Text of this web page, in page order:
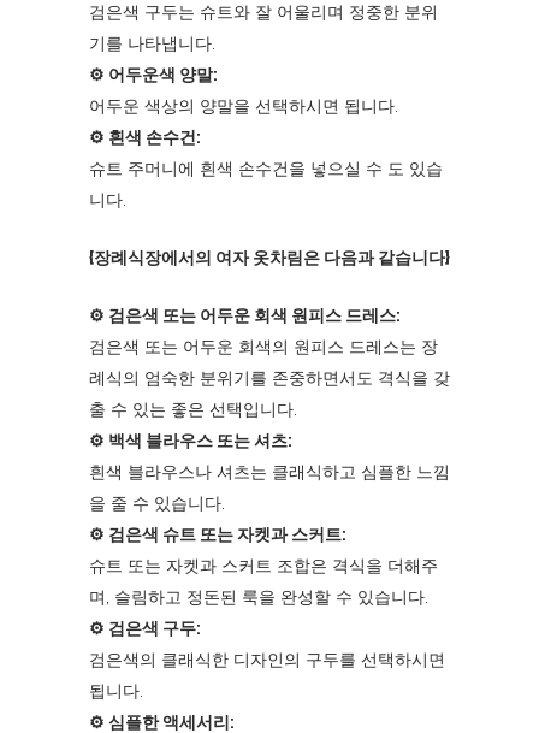
검은색 구두는 슈트와 잘 어울리며 정중한 분위
기를 나타냅니다.
⚙︎ 어두운색 양말:
어두운 색상의 양말을 선택하시면 됩니다.
⚙︎ 흰색 손수건:
슈트 주머니에 흰색 손수건을 넣으실 수 도 있습
니다.
{장례식장에서의 여자 옷차림은 다음과 같습니다}
⚙︎ 검은색 또는 어두운 회색 원피스 드레스:
검은색 또는 어두운 회색의 원피스 드레스는 장
례식의 엄숙한 분위기를 존중하면서도 격식을 갖
출 수 있는 좋은 선택입니다.
⚙︎ 백색 블라우스 또는 셔츠:
흰색 블라우스나 셔츠는 클래식하고 심플한 느낌
을 줄 수 있습니다.
⚙︎ 검은색 슈트 또는 자켓과 스커트:
슈트 또는 자켓과 스커트 조합은 격식을 더해주
며, 슬림하고 정돈된 룩을 완성할 수 있습니다.
⚙︎ 검은색 구두:
검은색의 클래식한 디자인의 구두를 선택하시면
됩니다.
⚙︎ 심플한 액세서리: